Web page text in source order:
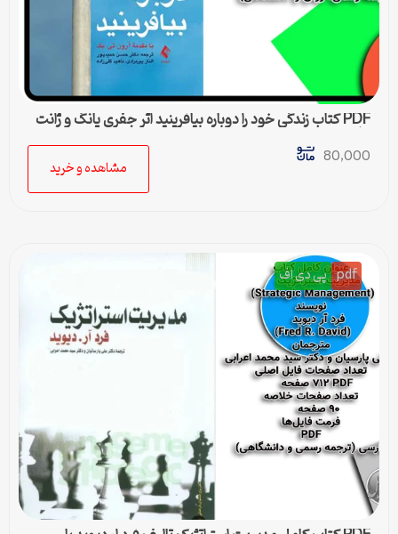
PDF کتاب زندگی خود را دوباره بیافرینید اثر جفری یانگ و ژانت
کلوسکو
80,000
مشاهده و خرید
pdf پی دی اف